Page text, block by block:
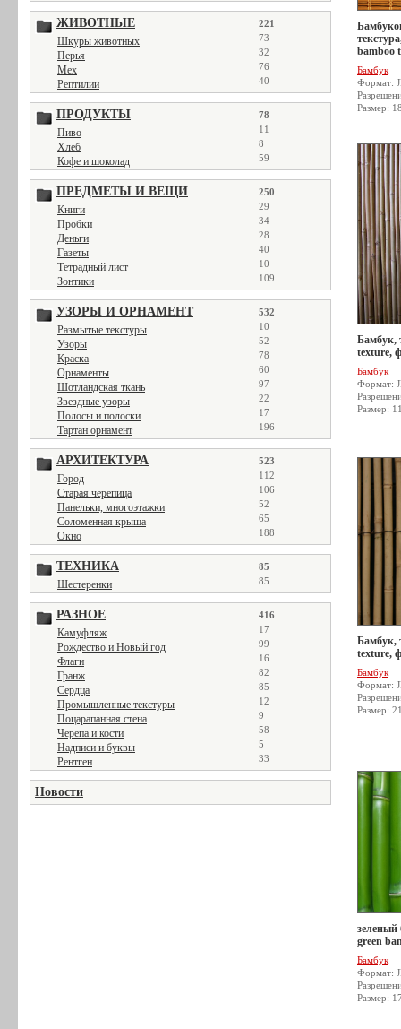
ЖИВОТНЫЕ 221
Шкуры животных 73
Перья 32
Мех 76
Рептилии 40
ПРОДУКТЫ 78
Пиво 11
Хлеб 8
Кофе и шоколад 59
ПРЕДМЕТЫ И ВЕЩИ 250
Книги 29
Пробки 34
Деньги 28
Газеты 40
Тетрадный лист 10
Зонтики 109
УЗОРЫ И ОРНАМЕНТ 532
Размытые текстуры 10
Узоры 52
Краска 78
Орнаменты 60
Шотландская ткань 97
Звездные узоры 22
Полосы и полоски 17
Тартан орнамент 196
АРХИТЕКТУРА 523
Город 112
Старая черепица 106
Панельки, многоэтажки 52
Соломенная крыша 65
Окно 188
ТЕХНИКА 85
Шестеренки 85
РАЗНОЕ 416
Камуфляж 17
Рождество и Новый год 99
Флаги 16
Гранж 82
Сердца 85
Промышленные текстуры 12
Поцарапанная стена 9
Черепа и кости 58
Надписи и буквы 5
Рентген 33
Новости
bamboo
Бамбук
Формат:
Размер:
Бамбук,
texture,
Бамбук
Формат:
Размер:
Бамбук,
texture,
Бамбук
Формат:
Размер:
зеленый
green
Бамбук
Формат:
Размер: